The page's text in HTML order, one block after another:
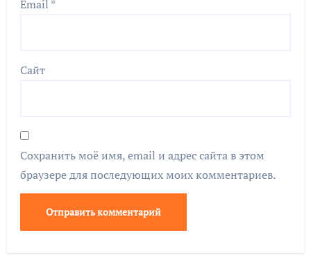
Email *
Сайт
Сохранить моё имя, email и адрес сайта в этом
браузере для последующих моих комментариев.